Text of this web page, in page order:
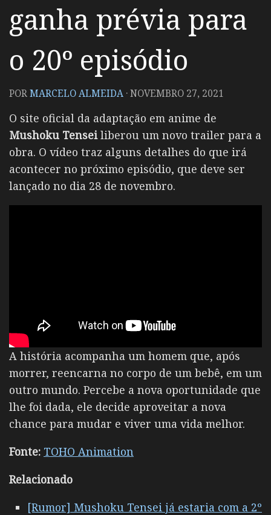
ganha prévia para
o 20º episódio
PORMARCELO ALMEIDA ·NOVEMBRO 27, 2021
O site oficial da adaptação em anime de
Mushoku Tenseiliberou um novo trailer para a
obra. O vídeo traz alguns detalhes do que irá
acontecer no próximo episódio, que deve ser
lançado no dia 28 de novembro.
A história acompanha um homem que, após
morrer, reencarna no corpo de um bebê, em um
outro mundo. Percebe a nova oportunidade que
lhe foi dada, ele decide aproveitar a nova
chance para mudar e viver uma vida melhor.
Fonte: TOHO Animation
Relacionado
[Rumor] Mushoku Tensei já estaria com a 2º